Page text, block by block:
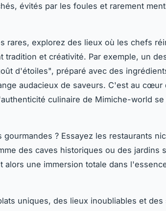
évités par les foules et rarement
rares, explorez des lieux où les chefs
tradition et créativité. Par exemple, un
d'étoiles", préparé avec des
audacieux de saveurs. C'est au cœur
culinaire de Mimiche-world se
? Essayez les restaurants
des caves historiques ou des jardins
alors une immersion totale dans
uniques, des lieux inoubliables et des